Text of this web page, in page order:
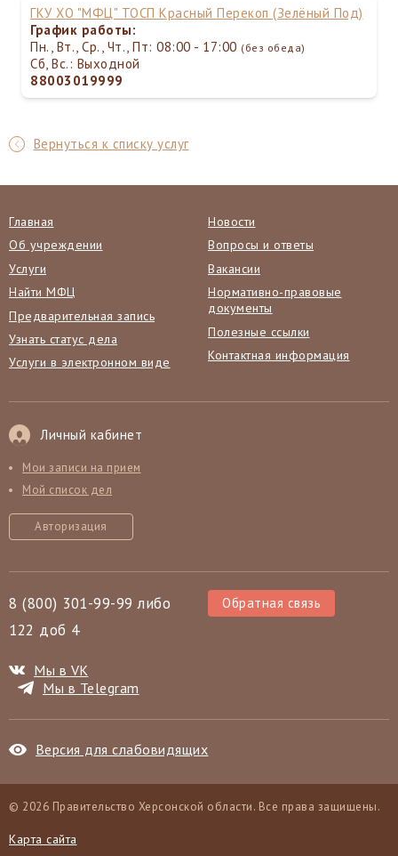
ГКУ ХО "МФЦ" ТОСП Красный Перекоп (Зелёный Под)
График работы:
Пн., Вт., Ср., Чт., Пт: 08:00 - 17:00 (без обеда)
Сб, Вс.: Выходной
88003019999
Вернуться к списку услуг
Главная
Об учреждении
Услуги
Найти МФЦ
Предварительная запись
Узнать статус дела
Услуги в электронном виде
Новости
Вопросы и ответы
Вакансии
Нормативно-правовые
документы
Полезные ссылки
Контактная информация
Личный кабинет
Мои записи на прием
Мой список дел
Авторизация
8 (800) 301-99-99 либо
122 доб 4
Обратная связь
Мы в VK
Мы в Telegram
Версия для слабовидящих
© 2026 Правительство Херсонской области. Все права защищены.
Карта сайта